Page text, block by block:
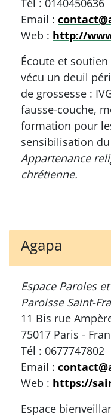
Tél : 0140450636
Email :
Web : http://
Écoute et
vécu un deuil
de grossesse :
fausse-couche,
formation pour
sensibilisation
Appartenance
chrétienne.
Agapa
Espace Paroles
Paroisse Saint-
11 Bis rue
75017 Paris -
Tél : 0677747802
Email :
Web : https://
Espace